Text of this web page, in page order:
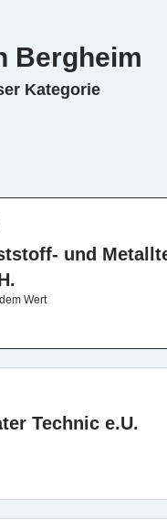
Bergheim
Kategorie
und
Wert
Technic e.U.